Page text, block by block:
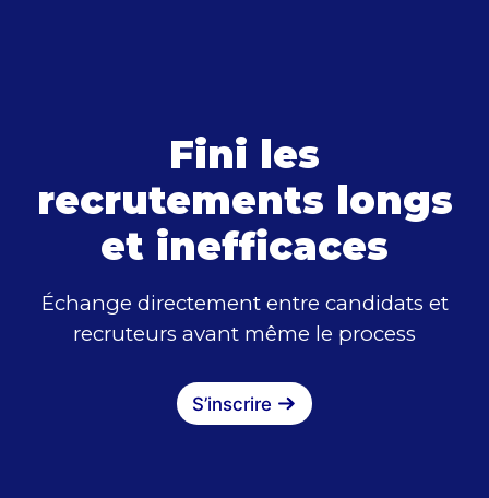
Fini les
recrutements longs
et inefficaces
Échange directement entre candidats et
recruteurs avant même le process
S’inscrire